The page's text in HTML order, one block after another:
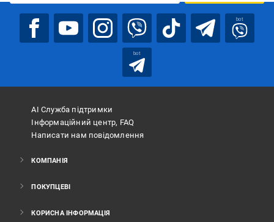
bot
bot
АІ Служба підтримки
Інформаційний центр, FAQ
Написати нам повідомлення
КОМПАНІЯ
ПОКУПЦЕВІ
КОРИСНА ІНФОРМАЦІЯ